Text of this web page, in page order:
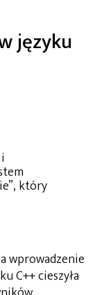
języku
który
wprowadzenie
C++ cieszyła